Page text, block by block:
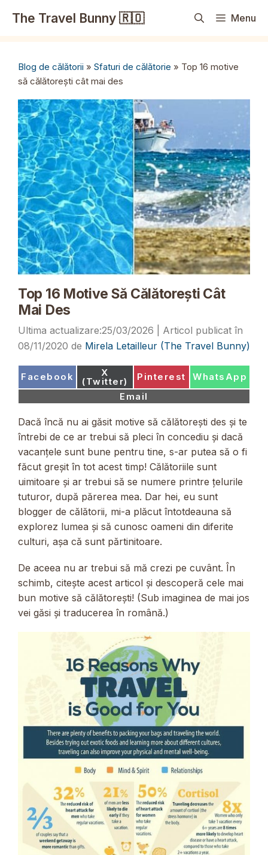
The Travel Bunny 🇷🇴 Menu
Blog de călătorii » Sfaturi de călătorie » Top 16 motive
să călătorești cât mai des
Top 16 Motive Să Călătorești Cât
Mai Des
25/03/2026
08/11/2020 de Mirela Letailleur (The Travel Bunny)
Share
Facebook Share
on
X
(Twitter) Share
Pinterest Share
WhatsApp
Share
on
Email
Dacă încă nu ai găsit motive să călătorești des și te
întrebi de ce ar trebui să pleci în concediu și dacă
vacanțele sunt bune pentru tine, s-ar putea să o fi
făcut greșit în tot acest timp! Călătoriile sunt
uimitoare și ar trebui să se numere printre țelurile
tuturor, după părerea mea. Dar hei, eu sunt
blogger de călătorii, mi-a plăcut întotdeauna să
explorez lumea și să cunosc oameni din diferite
culturi, așa că sunt părtinitoare.
De aceea nu ar trebui să mă crezi pe cuvânt. În
schimb, citește acest articol și descoperă cele mai
bun motive să călătorești! (Sub imaginea de mai jos
vei găsi și traducerea în română.)